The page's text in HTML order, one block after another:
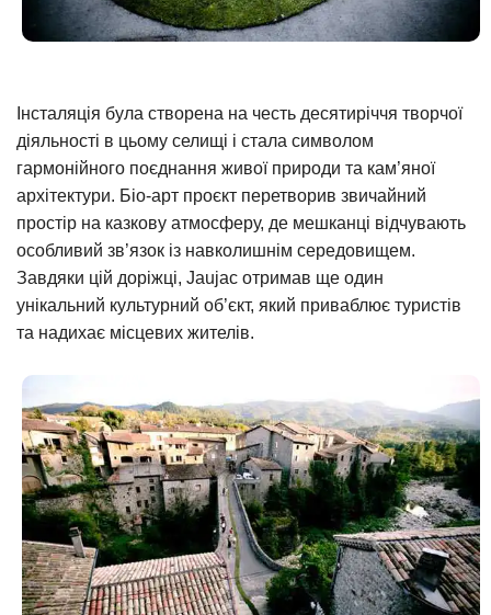
Інсталяція була створена на честь десятиріччя творчої
діяльності в цьому селищі і стала символом
гармонійного поєднання живої природи та кам’яної
архітектури. Біо-арт проєкт перетворив звичайний
простір на казкову атмосферу, де мешканці відчувають
особливий зв’язок із навколишнім середовищем.
Завдяки цій доріжці, Jaujac отримав ще один
унікальний культурний об’єкт, який приваблює туристів
та надихає місцевих жителів.